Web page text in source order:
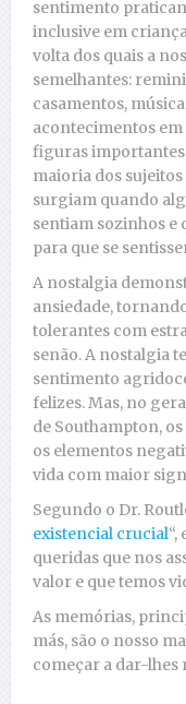
sentimento
inclusive em
volta dos quais a
semelhantes:
casamentos,
acontecimentos
figuras
maioria dos
surgiam quando
sentiam sozinhos e
para que se
A nostalgia
ansiedade,
tolerantes com
senão. A nostalgia
sentimento
felizes. Mas, no
de Southampton,
os elementos
vida com maior
Segundo o Dr.
existencial crucial
queridas que nos
valor e que temos
As memórias,
más, são o nosso
começar a dar-lhes